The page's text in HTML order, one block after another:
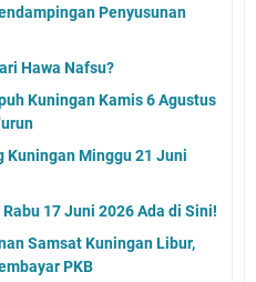
Penyusunan
Hawa Nafsu?
Kuningan Kamis 6 Agustus
Kuningan Minggu 21 Juni
17 Juni 2026 Ada di Sini!
Samsat Kuningan Libur,
PKB